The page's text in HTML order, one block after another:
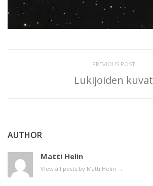
PREVIOUS POST
Lukijoiden kuvat
AUTHOR
Matti Helin
View all posts by Matti Helin →